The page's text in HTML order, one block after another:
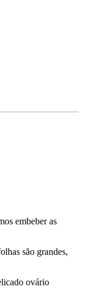
embeber as
são grandes,
ovário